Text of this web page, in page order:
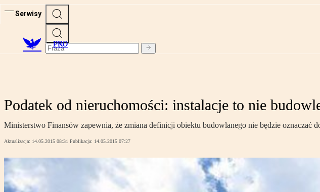
Serwisy
PRO
Podatek od nieruchomości: instalacje to nie
Ministerstwo Finansów zapewnia, że zmiana definicji obiektu budowlanego nie będzie oznaczać
Aktualizacja: 14.05.2015 08:31 Publikacja: 14.05.2015 07:27